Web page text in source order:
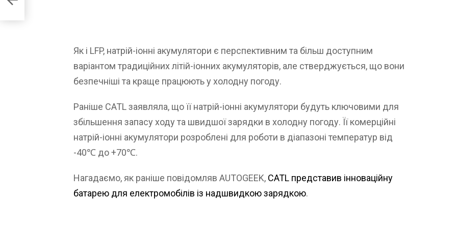
Як і LFP, натрій-іонні акумулятори є перспективним та більш доступним
варіантом традиційних літій-іонних акумуляторів, але стверджується, що вони
безпечніші та краще працюють у холодну погоду.
Раніше CATL заявляла, що її натрій-іонні акумулятори будуть ключовими для
збільшення запасу ходу та швидшої зарядки в холодну погоду. Її комерційні
натрій-іонні акумулятори розроблені для роботи в діапазоні температур від
-40℃ до +70℃.
Нагадаємо, як раніше повідомляв AUTOGEEK, CATL представив інноваційну
батарею для електромобілів із надшвидкою зарядкою.